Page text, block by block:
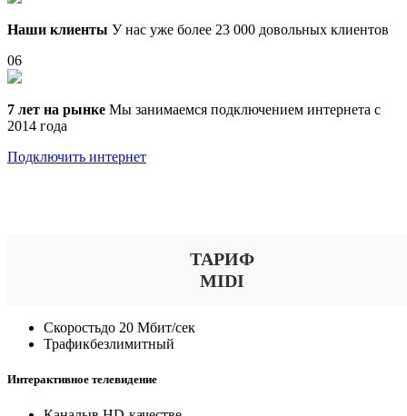
Наши клиенты У нас уже более 23 000 довольных клиентов
06
7 лет на рынке Мы занимаемся подключением интернета с
2014 года
Подключить интернет
ТАРИФ
MIDI
Скоростьдо 20 Мбит/сек
Трафикбезлимитный
Интерактивное телевидение